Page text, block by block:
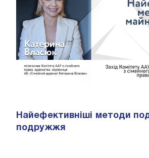
Найефективніші методи
подружжя